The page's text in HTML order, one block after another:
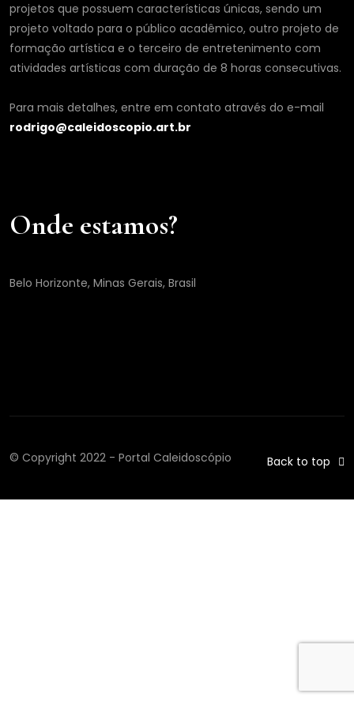
projetos que possuem características únicas, sendo um
projeto voltado para o público acadêmico, outro projeto de
formação artística e o terceiro de entretenimento com
atividades artísticas com duração de 8 horas consecutivas.
Para mais detalhes, entre em contato através do e-mail
rodrigo@caleidoscopio.art.br
Onde estamos?
Belo Horizonte, Minas Gerais, Brasil
© Copyright 2022 - Portal Caleidoscópio Back to top